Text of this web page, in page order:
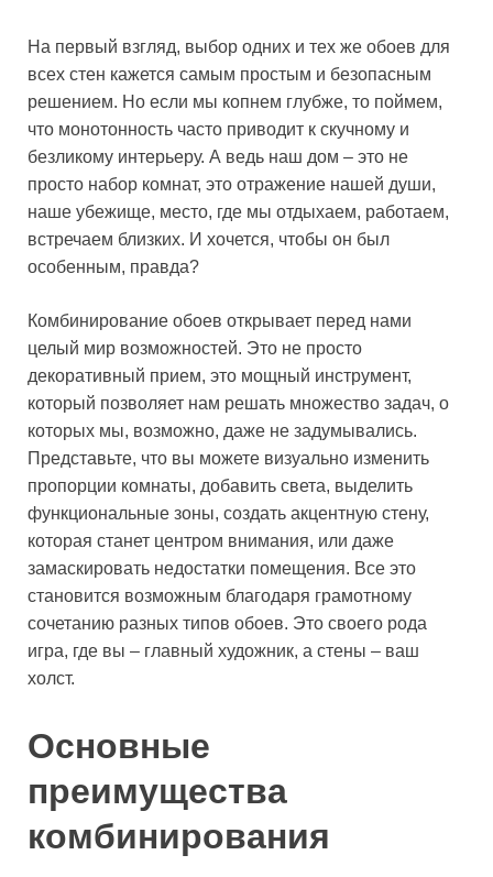
На первый взгляд, выбор одних и тех же обоев для
всех стен кажется самым простым и безопасным
решением. Но если мы копнем глубже, то поймем,
что монотонность часто приводит к скучному и
безликому интерьеру. А ведь наш дом – это не
просто набор комнат, это отражение нашей души,
наше убежище, место, где мы отдыхаем, работаем,
встречаем близких. И хочется, чтобы он был
особенным, правда?
Комбинирование обоев открывает перед нами
целый мир возможностей. Это не просто
декоративный прием, это мощный инструмент,
который позволяет нам решать множество задач, о
которых мы, возможно, даже не задумывались.
Представьте, что вы можете визуально изменить
пропорции комнаты, добавить света, выделить
функциональные зоны, создать акцентную стену,
которая станет центром внимания, или даже
замаскировать недостатки помещения. Все это
становится возможным благодаря грамотному
сочетанию разных типов обоев. Это своего рода
игра, где вы – главный художник, а стены – ваш
холст.
Основные
преимущества
комбинирования